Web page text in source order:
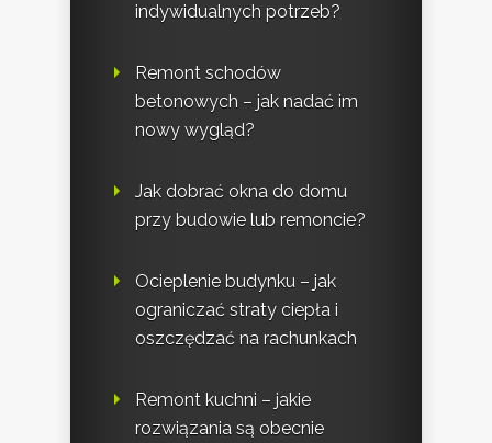
indywidualnych potrzeb?
Remont schodów
betonowych – jak nadać im
nowy wygląd?
Jak dobrać okna do domu
przy budowie lub remoncie?
Ocieplenie budynku – jak
ograniczać straty ciepła i
oszczędzać na rachunkach
Remont kuchni – jakie
rozwiązania są obecnie